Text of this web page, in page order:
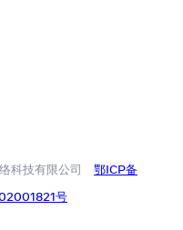
科技有限公司
鄂ICP备
号